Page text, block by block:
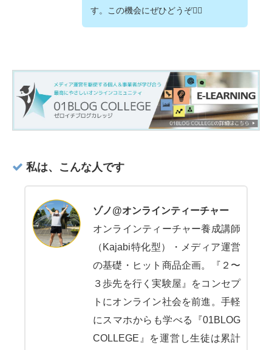
す。この機会にぜひどうぞ💁‍♂️
私は、こんな人です
ゾノ@オンラインティーチャー
オンラインティーチャー養成講師
（Kajabi特化型）・メディア運営
の基礎・ヒット商品企画。『２〜
３歩先を行く実験屋』をコンセプ
トにオンライン社会を前進。手軽
にスマホからも学べる『01BLOG
COLLEGE』を運営し生徒は累計